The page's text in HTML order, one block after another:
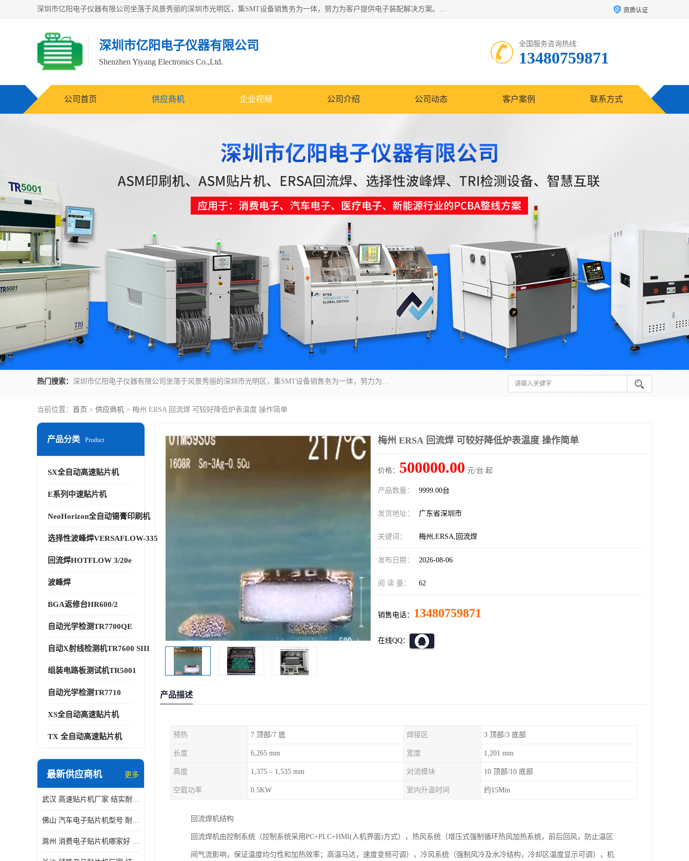
深圳市亿阳电子仪器有限公司坐落于风景秀丽的深圳市光明区，集SMT设备销售务为一体，努力为客户提供电子装配解决方案。与行业**SMT设备厂商：ASM（印刷机，锡膏检查机，贴片机），德国ERSA（爱莎）建立了稳固的代理合作关系，销售的设备一直保持**电子装配行业未来发展方向，能够满足客户各种繁杂产品的生产应用。 资质认证
深圳市亿阳电子仪器有限公司
Shenzhen Yiyang Electronics Co.,Ltd.
全国服务咨询热线:
13480759871
公司首页 供应商机 企业视频 公司介绍 公司动态 客户案例 联系方式
热门搜索： 深圳市亿阳电子仪器有限公司坐落于风景秀丽的深圳市光明区，集SMT设备销售务为一体，努力为客户提供电子装配解决方案。与行业**SMT设备厂商：ASM（印刷机，锡膏检查机，贴片机），德国ERSA（爱莎）建立了稳固的代理合作关系，销售的设备一直保持**电子装配行业未来发展方向，能够满足客户各种繁杂产品的生产应用。
当前位置： 首页 > 供应商机 > 梅州 ERSA 回流焊 可较好降低炉表温度 操作简单
产品分类 Product
SX全自动高速贴片机
E系列中速贴片机
NeoHorizon全自动锡膏印刷机
选择性波峰焊VERSAFLOW-335
回流焊HOTFLOW 3/20e
波峰焊
BGA返修台HR600/2
自动光学检测TR7700QE
自动X射线检测机TR7600 SIII
组装电路板测试机TR5001
自动光学检测TR7710
XS全自动高速贴片机
TX 全自动高速贴片机
最新供应商机 更多
武汉 高速贴片机厂家 结实耐用 贴片效率高
佛山 汽车电子贴片机型号 耐振动 宽容性高
滁州 消费电子贴片机哪家好 结实耐用 全自动化
梅州 ERSA 回流焊 可较好降低炉表温度 操作简单
价格： 500000.00 元/台 起
产品数量： 9999.00台
发货地址： 广东省深圳市
关键词： 梅州,ERSA,回流焊
发布日期： 2026-08-06
阅 读 量： 62
销售电话： 13480759871
在线QQ：
产品描述
预热 7 顶部/7 底 焊接区 3 顶部/3 底部
长度 6,265 mm 宽度 1,201 mm
高度 1,375 – 1,535 mm 对流模块 10 顶部/10 底部
空载功率 0.5KW 室内升温时间 约15Min
回流焊机结构
回流焊机由控制系统（控制系统采用PC+PLC+HMI(人机界面)方式），热风系统（增压式强制循环热风加热系统，前后回风，防止温区
间气流影响，保证温度均匀性和加热效率；高温马达，速度变频可调），冷风系统（强制风冷及水冷结构，冷却区温度显示可调），机